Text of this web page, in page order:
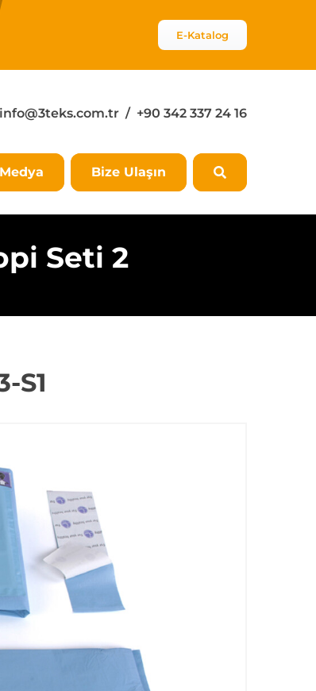
E-Katalog
info@3teks.com.tr / +90 342 337 24 16
Bize Ulaşın
Seti 2
S1